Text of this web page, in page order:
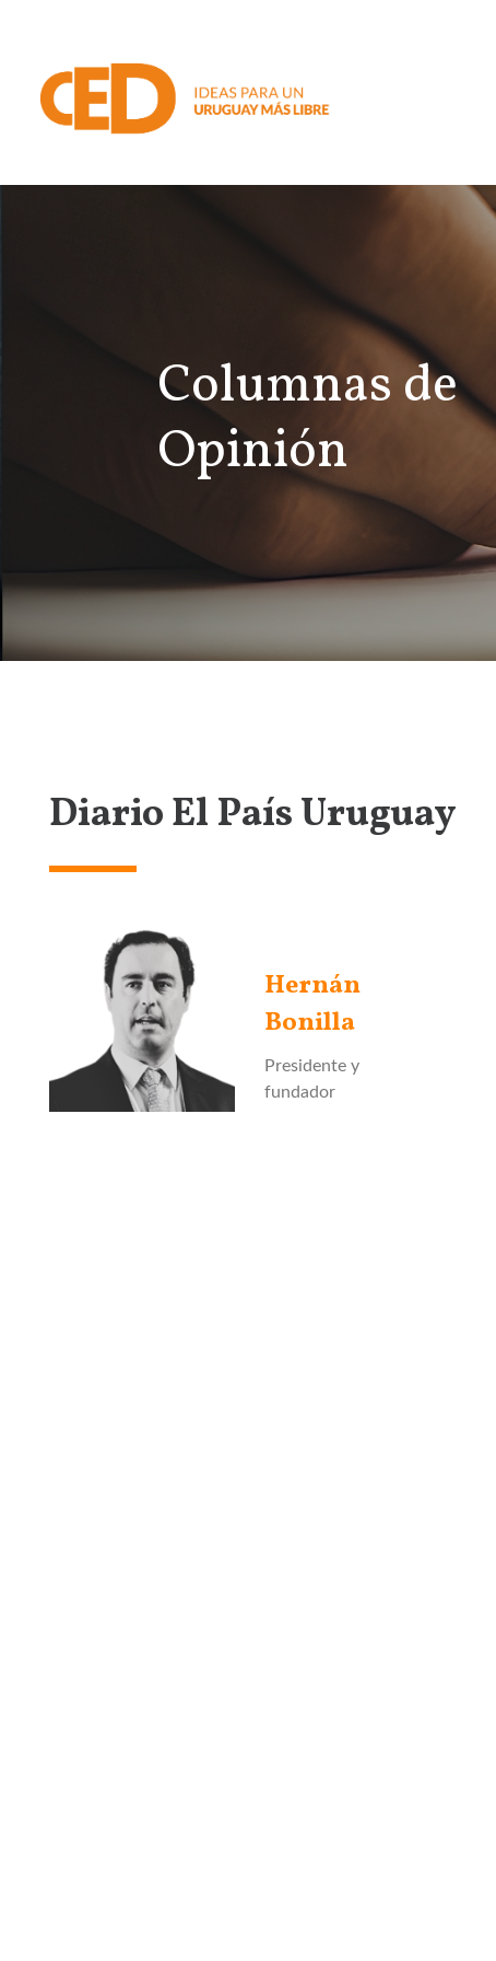
Columnas de
Opinión
Diario El País Uruguay
Hernán
Bonilla
Presidente y
fundador